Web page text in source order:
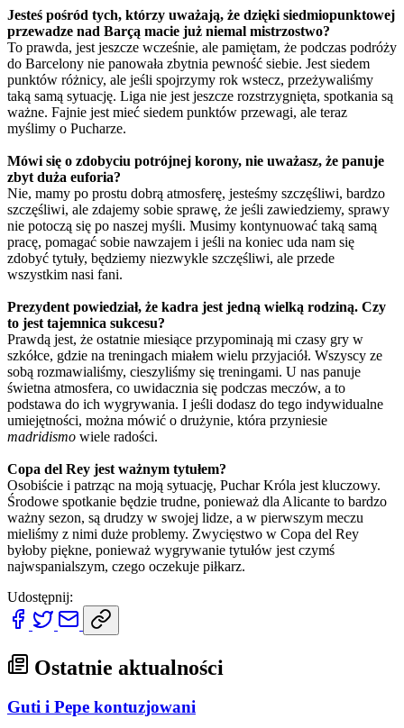
Jesteś pośród tych, którzy uważają, że dzięki siedmiopunktowej
przewadze nad Barçą macie już niemal mistrzostwo?
To prawda, jest jeszcze wcześnie, ale pamiętam, że podczas podróży
do Barcelony nie panowała zbytnia pewność siebie. Jest siedem
punktów różnicy, ale jeśli spojrzymy rok wstecz, przeżywaliśmy
taką samą sytuację. Liga nie jest jeszcze rozstrzygnięta, spotkania są
ważne. Fajnie jest mieć siedem punktów przewagi, ale teraz
myślimy o Pucharze.
Mówi się o zdobyciu potrójnej korony, nie uważasz, że panuje
zbyt duża euforia?
Nie, mamy po prostu dobrą atmosferę, jesteśmy szczęśliwi, bardzo
szczęśliwi, ale zdajemy sobie sprawę, że jeśli zawiedziemy, sprawy
nie potoczą się po naszej myśli. Musimy kontynuować taką samą
pracę, pomagać sobie nawzajem i jeśli na koniec uda nam się
zdobyć tytuły, będziemy niezwykle szczęśliwi, ale przede
wszystkim nasi fani.
Prezydent powiedział, że kadra jest jedną wielką rodziną. Czy
to jest tajemnica sukcesu?
Prawdą jest, że ostatnie miesiące przypominają mi czasy gry w
szkółce, gdzie na treningach miałem wielu przyjaciół. Wszyscy ze
sobą rozmawialiśmy, cieszyliśmy się treningami. U nas panuje
świetna atmosfera, co uwidacznia się podczas meczów, a to
podstawa do ich wygrywania. I jeśli dodasz do tego indywidualne
umiejętności, można mówić o drużynie, która przyniesie
madridismo wiele radości.
Copa del Rey jest ważnym tytułem?
Osobiście i patrząc na moją sytuację, Puchar Króla jest kluczowy.
Środowe spotkanie będzie trudne, ponieważ dla Alicante to bardzo
ważny sezon, są drudzy w swojej lidze, a w pierwszym meczu
mieliśmy z nimi duże problemy. Zwycięstwo w Copa del Rey
byłoby piękne, ponieważ wygrywanie tytułów jest czymś
najwspanialszym, czego oczekuje piłkarz.
Udostępnij:
Ostatnie aktualności
Guti i Pepe kontuzjowani